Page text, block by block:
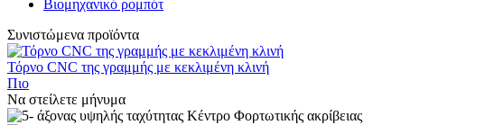
Βιομηχανικό ρομπότ
Συνιστώμενα προϊόντα
Τόρνο CNC της γραμμής με κεκλιμένη κλινή
Πιο
Να στείλετε μήνυμα